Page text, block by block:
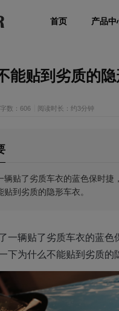
首页 产品中
能贴到劣质的隐
字数：606 阅读时长：约3分钟
辆贴了劣质车衣的蓝色保时
贴到劣质的隐形车衣。
一辆贴了劣质车衣的蓝
下为什么不能贴到劣质的